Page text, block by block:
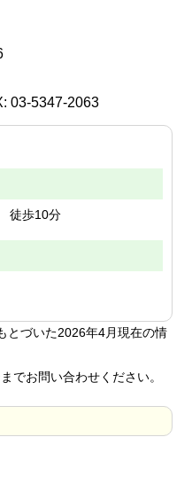
03-5347-2063
徒歩10分
とづいた2026年4月現在の情
でお問い合わせください。